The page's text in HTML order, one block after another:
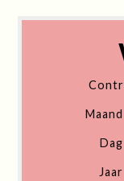
Maand
Dag
Jaar